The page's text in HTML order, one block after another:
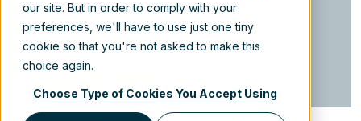
our site. But in order to comply with your
preferences, we'll have to use just one tiny
cookie so that you're not asked to make this
choice again.
Choose Type of Cookies You Accept Using
27-mei-2026 10:16:38